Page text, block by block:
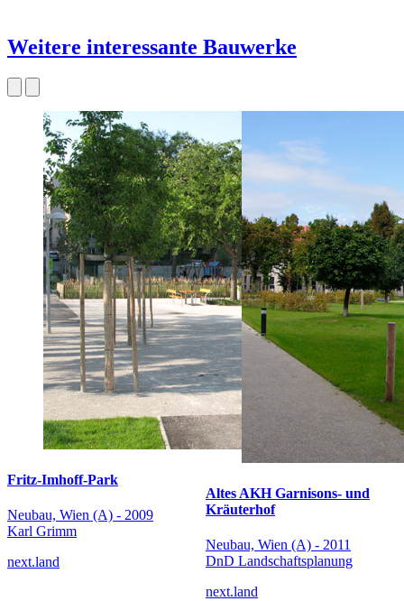
Weitere interessante Bauwerke
Fritz-Imhoff-Park
Neubau, Wien (A) - 2009
Karl Grimm
next.land
Altes AKH Garnisons- und
Kräuterhof
Neubau, Wien (A) - 2011
DnD Landschaftsplanung
next.land